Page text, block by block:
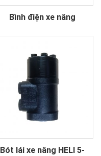
Bình điện xe nâng
Bót lái xe nâng HELI 5-